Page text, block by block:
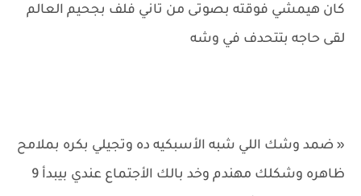
كان هيمشي فوقته بصوتى من تاني فلف بجحيم العالم
لقى حاجه بتتحدف في وشه
« ضمد وشك اللي شبه الأسبكيه ده وتجيلي بكره بملامح
ظاهره وشكلك مهندم وخد بالك الأجتماع عندي بيبدأ 9